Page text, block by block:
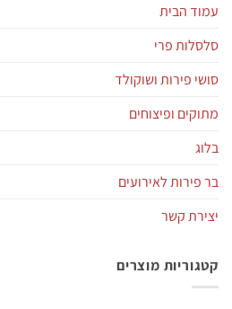
עמוד הבית
סלסלות פרי
סושי פירות ושוקולד
מתוקים ופיצוחים
בלוג
בר פירות לאירועים
יצירת קשר
קטגוריות מוצרים